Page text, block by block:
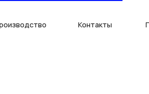
Контакты Полезные статьи